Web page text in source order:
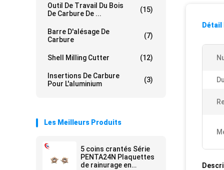
Outil De Travail Du Bois
De Carbure De ...
(15)
Barre D'alésage De
Carbure
(7)
Shell Milling Cutter (12)
Insertions De Carbure
Pour L'aluminium
(3)
Les Meilleurs Produits
5 coins crantés Série
PENTA24N Plaquettes
de rainurage en